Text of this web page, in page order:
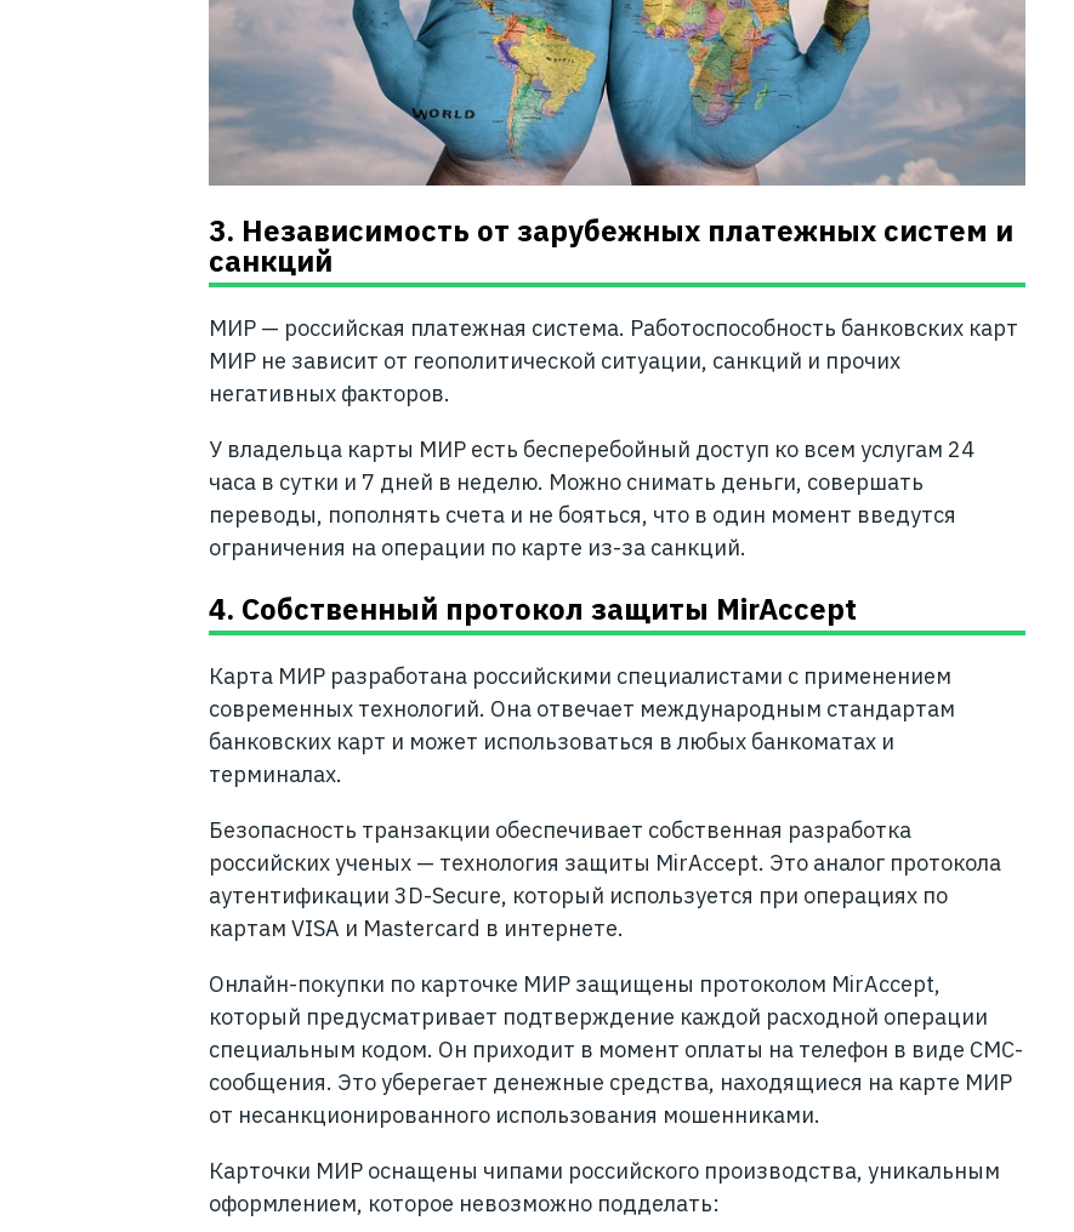
3. Независимость от зарубежных платежных систем и
санкций
МИР — российская платежная система. Работоспособность банковских карт
МИР не зависит от геополитической ситуации, санкций и прочих
негативных факторов.
У владельца карты МИР есть бесперебойный доступ ко всем услугам 24
часа в сутки и 7 дней в неделю. Можно снимать деньги, совершать
переводы, пополнять счета и не бояться, что в один момент введутся
ограничения на операции по карте из-за санкций.
4. Собственный протокол защиты MirAccept
Карта МИР разработана российскими специалистами с применением
современных технологий. Она отвечает международным стандартам
банковских карт и может использоваться в любых банкоматах и
терминалах.
Безопасность транзакции обеспечивает собственная разработка
российских ученых — технология защиты MirAccept. Это аналог протокола
аутентификации 3D-Secure, который используется при операциях по
картам VISA и Mastercard в интернете.
Онлайн-покупки по карточке МИР защищены протоколом MirAccept,
который предусматривает подтверждение каждой расходной операции
специальным кодом. Он приходит в момент оплаты на телефон в виде СМС-
сообщения. Это уберегает денежные средства, находящиеся на карте МИР
от несанкционированного использования мошенниками.
Карточки МИР оснащены чипами российского производства, уникальным
оформлением, которое невозможно подделать: